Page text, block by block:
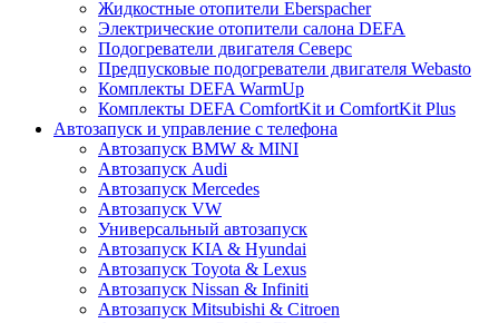
Жидкостные отопители Eberspacher
Электрические отопители салона DEFA
Подогреватели двигателя Северс
Предпусковые подогреватели двигателя Webasto
Комплекты DEFA WarmUp
Комплекты DEFA ComfortKit и ComfortKit Plus
Автозапуск и управление с телефона
Автозапуск BMW & MINI
Автозапуск Audi
Автозапуск Mercedes
Автозапуск VW
Универсальный автозапуск
Автозапуск KIA & Hyundai
Автозапуск Toyota & Lexus
Автозапуск Nissan & Infiniti
Автозапуск Mitsubishi & Citroen